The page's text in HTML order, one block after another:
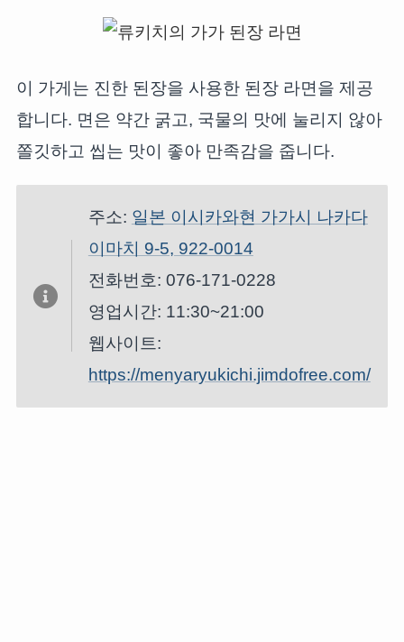
이 가게는 진한 된장을 사용한 된장 라면을 제공
합니다. 면은 약간 굵고, 국물의 맛에 눌리지 않아
쫄깃하고 씹는 맛이 좋아 만족감을 줍니다.
주소: 일본 이시카와현 가가시 나카다
이마치 9-5, 922-0014
전화번호: 076-171-0228
영업시간: 11:30~21:00
웹사이트:
https://menyaryukichi.jimdofree.com/